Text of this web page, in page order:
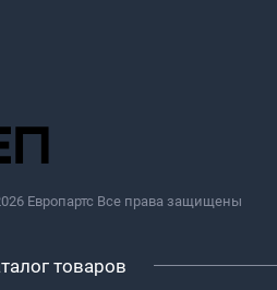
Европартс Все права защищены
товаров